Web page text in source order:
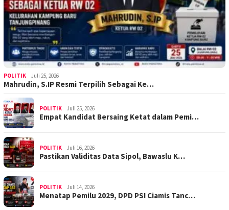
POLITIK Juli 25, 2026
Mahrudin, S.IP Resmi Terpilih Sebagai Ke…
POLITIK Juli 25, 2026
Empat Kandidat Bersaing Ketat dalam Pemi…
POLITIK Juli 16, 2026
Pastikan Validitas Data Sipol, Bawaslu K…
POLITIK Juli 14, 2026
Menatap Pemilu 2029, DPD PSI Ciamis Tanc…